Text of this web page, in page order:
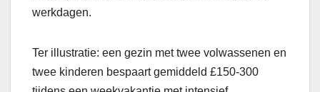
werkdagen.
Ter illustratie: een gezin met twee volwassenen en
twee kinderen bespaart gemiddeld £150-300